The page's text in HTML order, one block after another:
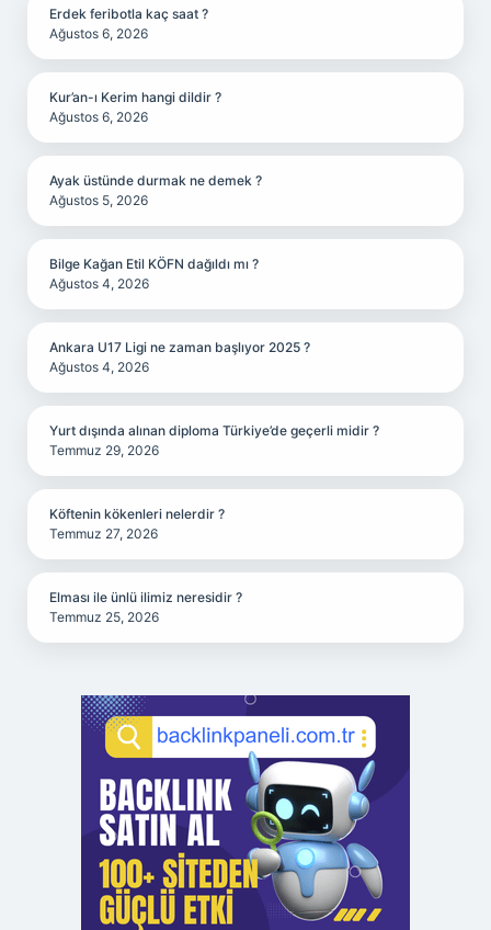
Erdek feribotla kaç saat ?
Ağustos 6, 2026
Kur’an-ı Kerim hangi dildir ?
Ağustos 6, 2026
Ayak üstünde durmak ne demek ?
Ağustos 5, 2026
Bilge Kağan Etil KÖFN dağıldı mı ?
Ağustos 4, 2026
Ankara U17 Ligi ne zaman başlıyor 2025 ?
Ağustos 4, 2026
Yurt dışında alınan diploma Türkiye’de geçerli midir ?
Temmuz 29, 2026
Köftenin kökenleri nelerdir ?
Temmuz 27, 2026
Elması ile ünlü ilimiz neresidir ?
Temmuz 25, 2026